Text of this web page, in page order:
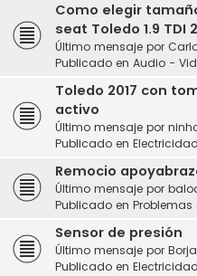
Como elegir
seat Toledo 1.9 TDI
Último mensaje por
Publicado en Audio -
Toledo 2017 con
activo
Último mensaje por
Publicado en
Remocio
Último mensaje por
Publicado en Problemas
Sensor de presión
Último mensaje por
Publicado en